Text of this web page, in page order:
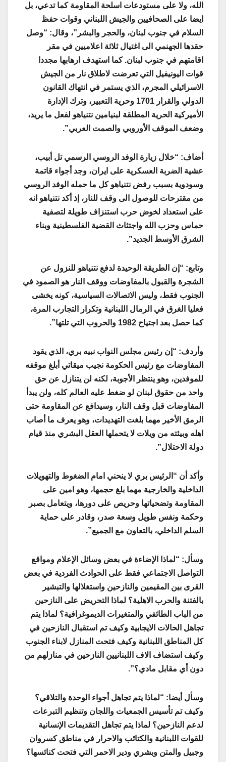
الله، ولا على مستودعات اسلحة المقاومة كما تدعي، بل
ايضا على الصحافيين والجيش اللبناني وقوات حفظ
السلام في جنوب لبنان، والحجر والبشر”، وقال: “وصل
حقدها الجهنمي الى اغتيال ثلاثة اعلاميين في مقر
اقامتهم في جنوب لبنان. كما استهدف ارهابها مجددا
قوات اليونيفيل التي تعرضت لاطلاق نار من الجيش
الاسرائيلي المجرم، الذي يستمر في انتهاك القانون
الدولي والقرار 1701 وحرية التعبير، وترك الإدارة
الأميركية الحرية المطلقة لبنيامين نتنياهو لفعل ما يريد،
وضعف الموقف الأوروبي والصمت العربي”.
أضاف: “خلال زيارة الوفد الروسي الرسمي تل أبيب،
عشية الضربة العسكرية على ايران، وجد أجواء قاتمة
وسودوية بسبب رفض نتنياهو كل ما حمله الوفد الروسي
من مقترحات للوصول الى وقف للنار، إذ أكد نتنياهو انه
على استعداد لخوض حرب استنزاف طويلة لتصفية
حماس وحزب الله واجتثاث القضية الفلسطينية وبناء
الشرق الأوسط الجديد”.
وتابع: “إن الطريقة الوحيدة لدفع نتنياهو للنزول عن
الشجرة والقبول بالمفاوضات ووقف النار هو الصمود في
الجنوب فقط، وليس الاتصالات السياسية، كونه يخشى
فعليا الغرق في الرمال اللبنانية وتكرار التجارب المرة،
كما حصل بعد اجتياح 1982 والحروب التي تلتها”.
وأردف: “إن رئيس مجلس النواب نبيه بري، الذي يقود
المفاوضات مع رئيس الحكومة نجيب ميقاتي أبلغ موقفه
للموفدين، وهو ينتظر الأجوبة، لكنه لن يتنازل عن حق
واحد من حقوق لبنان لو ضغط عليه العالم كله، ولن يبدأ
المفاوضات قبل وقف النار، وسيدافع عن المقاومة حتى
الرمق الأخير مهما بلغت التهديدات، وهو يعرف ما أصاب
اهله وبيئته من ويلات لا يتحملها العقل البشري منذ قيام
دولة الاحتلال”.
وأكد أن “الرئيس بري لا ينحني امام الضغوط والتهويلات
الداخلية والخارجية مهما بلغ حجمها، وهو امين على
المقاومة وتضحياتها وحريص على دورها، ويتعامل بصبر
وحكمة ونفس طويل وسعة صدر، وقادر على حماية
السلم الداخلي، بالتعاون مع الجميع”.
وسأل: “لماذا الإضاءة في بعض وسائل الإعلام ومواقع
التواصل الاجتماعي فقط على الحوادث الفردية في بعض
القرى بين المقيمين والنازحين واستغلالها والتبشير
بالفتنة والحرب الاهلية؟ لماذا التحريض على النازحين
من الباب الطائفي والمتغيرات الديموغرافية؟ لماذا يتم
تجاهل الحالات الايجابية وكيف تم استقبال النازحين في
كل المناطق اللبنانية وكيف فتحت المنازل لابناء الجنوب
وكيف استضاف الاف اللبنانيين النازحين في منازلهم من
دون أي مقابل مادي؟”.
وسأل أيضا: “لماذا يتم تجاهل أجواء الوحدة والتلاقي؟
وكيف تم تأسيس الجمعيات واللجان وتنظيم التبرعات
لدعم النازحين؟ لماذا يتم تجاهل التقديمات الإنسانية
للقوات اللبنانية والكتائب والاحرار في مناطق كسروان
وجبيل والمتن وبشري ودير الاحمر التي فتحت كنائسها؟